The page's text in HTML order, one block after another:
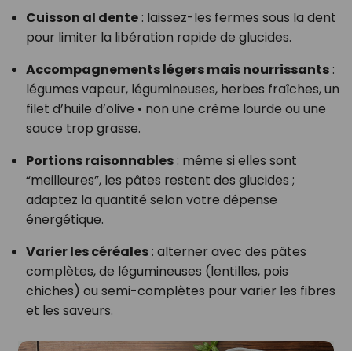
Cuisson al dente: laissez-les fermes sous la dent
pour limiter la libération rapide de glucides.
Accompagnements légers mais nourrissants:
légumes vapeur, légumineuses, herbes fraîches, un
filet d’huile d’olive • non une crème lourde ou une
sauce trop grasse.
Portions raisonnables: même si elles sont
“meilleures”, les pâtes restent des glucides ;
adaptez la quantité selon votre dépense
énergétique.
Varier les céréales: alterner avec des pâtes
complètes, de légumineuses (lentilles, pois
chiches) ou semi-complètes pour varier les fibres
et les saveurs.